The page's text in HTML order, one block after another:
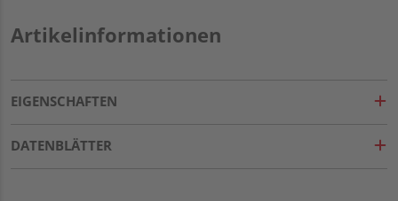
Artikelinformationen
EIGENSCHAFTEN
DATENBLÄTTER